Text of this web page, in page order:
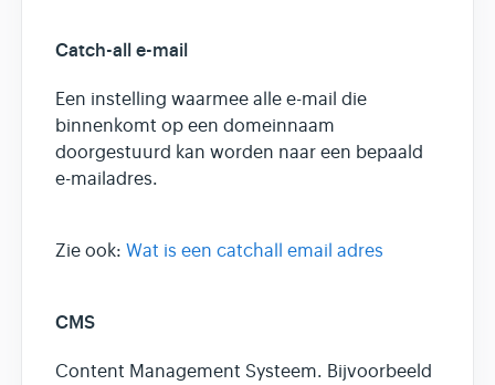
Catch-all e-mail
Een instelling waarmee alle e-mail die
binnenkomt op een domeinnaam
doorgestuurd kan worden naar een bepaald
e-mailadres.
Zie ook: Wat is een catchall email adres
CMS
Content Management Systeem. Bijvoorbeeld